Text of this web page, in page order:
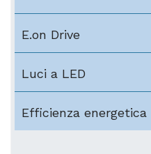
E.on Drive
Luci a LED
Efficienza energetica